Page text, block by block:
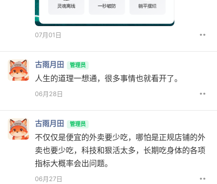
07月01日 ••
古雨月田 管理员
人生的道理一想通，很多事情也就看开了。
06月28日 ••
古雨月田 管理员
不仅仅是便宜的外卖要少吃，哪怕是正规店铺的外
卖也要少吃，科技和狠活太多，长期吃身体的各项
指标大概率会出问题。
06月27日 ••